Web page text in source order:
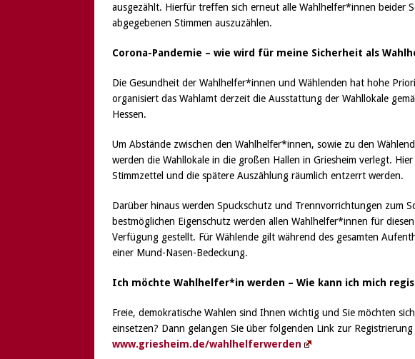
ausgezählt. Hierfür treffen sich erneut alle Wahlhelfer*innen beider
abgegebenen Stimmen auszuzählen.
Corona-Pandemie – wie wird für meine Sicherheit als
Die Gesundheit der Wahlhelfer*innen und Wählenden hat hohe
organisiert das Wahlamt derzeit die Ausstattung der Wahllokale
Hessen.
Um Abstände zwischen den Wahlhelfer*innen, sowie zu den
werden die Wahllokale in die großen Hallen in Griesheim verlegt.
Stimmzettel und die spätere Auszählung räumlich entzerrt werden.
Darüber hinaus werden Spuckschutz und Trennvorrichtungen zum
bestmöglichen Eigenschutz werden allen Wahlhelfer*innen für
Verfügung gestellt. Für Wählende gilt während des gesamten
einer Mund-Nasen-Bedeckung.
Ich möchte Wahlhelfer*in werden – Wie kann ich mich
Freie, demokratische Wahlen sind Ihnen wichtig und Sie möchten
einsetzen? Dann gelangen Sie über folgenden Link zur
www.griesheim.de/wahlhelferwerden